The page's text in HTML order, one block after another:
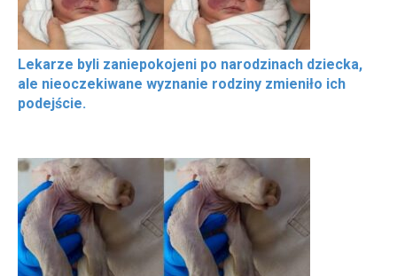
Lekarze byli zaniepokojeni po narodzinach dziecka,
ale nieoczekiwane wyznanie rodziny zmieniło ich
podejście.